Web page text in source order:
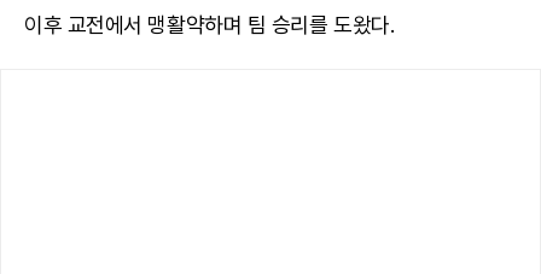
이후 교전에서 맹활약하며 팀 승리를 도왔다.